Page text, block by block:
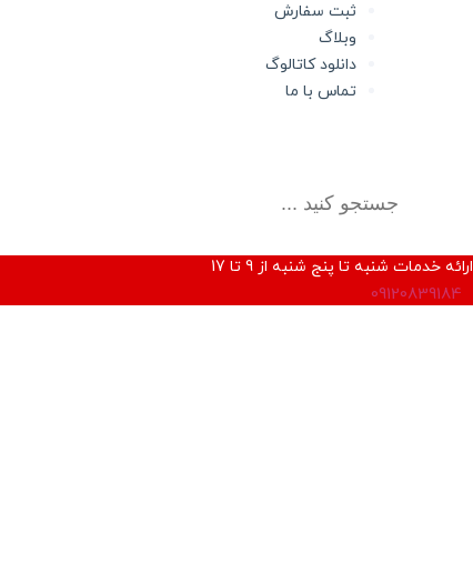
ثبت سفارش
وبلاگ
دانلود کاتالوگ
تماس با ما
ارائه خدمات شنبه تا پنج شنبه از 9 تا 17
09120839184